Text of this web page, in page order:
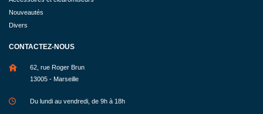
Nouveautés
Divers
CONTACTEZ-NOUS
62, rue Roger Brun
13005 - Marseille
Du lundi au vendredi, de 9h à 18h